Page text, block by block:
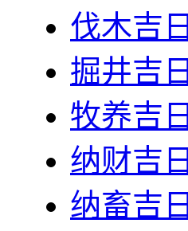
伐木吉日
掘井吉日
牧养吉日
纳财吉日
纳畜吉日